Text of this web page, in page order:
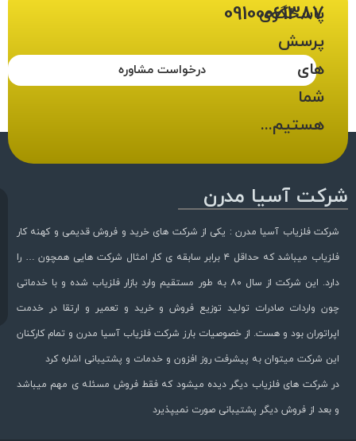
درخواست مشاوره
پاسخگوی
پرسش
های
شما
هستیم...
09100061387
شرکت آسیا مدرن
شرکت فلزیاب آسیا مدرن : یکی از شرکت های خرید و فروش قدیمی و کهنه کار
فلزیاب میباشد که حداقل ۴ برابر سابقه ی کار امثال شرکت هایی همچون … را
دارد. این شرکت از سال ۸۰ به طور مستقیم وارد بازار فلزیاب شده و با خدماتی
چون واردات صادرات تولید توزیع فروش و خرید و تعمیر و ارتقا در خدمت
اپراتوران بود و هست. از خصوصیات بارز شرکت فلزیاب آسیا مدرن و تمام کارکنان
این شرکت میتوان به پیشرفت روز افزون و خدمات و پشتیبانی اشاره کرد
در شرکت های فلزیاب دیگر دیده میشود که فقط فروش مسئله ی مهم میباشد
و بعد از فروش دیگر پشتیبانی صورت نمیپذیرد